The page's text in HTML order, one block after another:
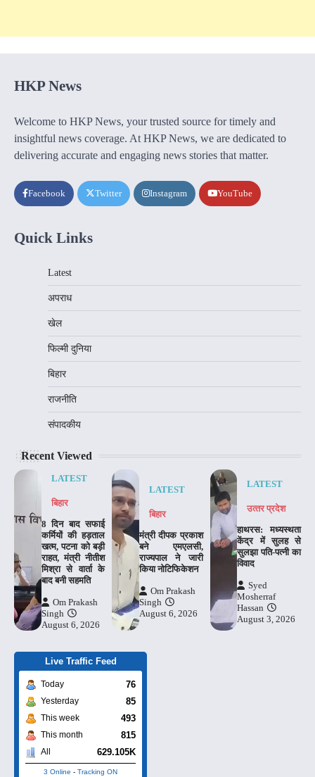
HKP News
Welcome to HKP News, your trusted source for timely and
insightful news coverage. At HKP News, we are dedicated to
delivering accurate and engaging news stories that matter.
Facebook Twitter Instagram YouTube
Quick Links
Latest
अपराध
खेल
फिल्मी दुनिया
बिहार
राजनीति
संपादकीय
Recent Viewed
LATEST
बिहार
8 दिन बाद सफाई
कर्मियों की हड़ताल
खत्म, पटना को बड़ी
राहत, मंत्री नीतीश
मिश्रा से वार्ता के
बाद बनी सहमति
Om Prakash
Singh
August 6, 2026
LATEST
बिहार
मंत्री दीपक प्रकाश
बने एमएलसी,
राज्यपाल ने जारी
किया नोटिफिकेशन
Om Prakash
Singh
August 6, 2026
LATEST
उत्‍तर प्रदेश
हाथरस: मध्यस्थता
केंद्र में सुलह से
सुलझा पति-पत्नी का
विवाद
Syed
Mosherraf
Hassan
August 3, 2026
Live Traffic Feed
Today 76
Yesterday 85
This week 493
This month 815
All 629.105K
3 Online - Tracking ON